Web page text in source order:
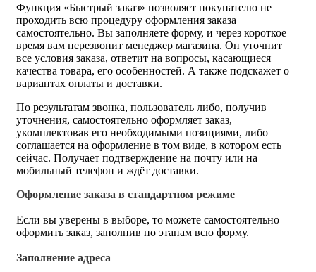
Функция «Быстрый заказ» позволяет покупателю не
проходить всю процедуру оформления заказа
самостоятельно. Вы заполняете форму, и через короткое
время вам перезвонит менеджер магазина. Он уточнит
все условия заказа, ответит на вопросы, касающиеся
качества товара, его особенностей. А также подскажет о
вариантах оплаты и доставки.
По результатам звонка, пользователь либо, получив
уточнения, самостоятельно оформляет заказ,
укомплектовав его необходимыми позициями, либо
соглашается на оформление в том виде, в котором есть
сейчас. Получает подтверждение на почту или на
мобильный телефон и ждёт доставки.
Оформление заказа в стандартном режиме
Если вы уверены в выборе, то можете самостоятельно
оформить заказ, заполнив по этапам всю форму.
Заполнение адреса